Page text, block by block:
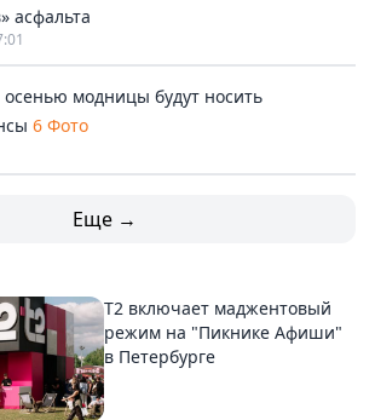
асфальта
осенью модницы будут носить
6 Фото
Еще →
Т2 включает маджентовый
режим на "Пикнике Афиши"
в Петербурге